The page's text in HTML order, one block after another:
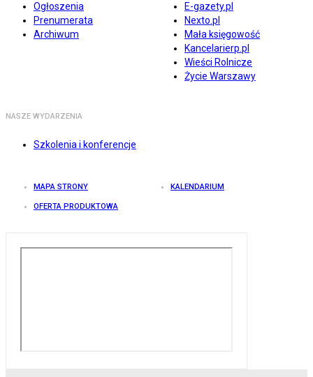
Ogłoszenia
Prenumerata
Archiwum
E-gazety.pl
Nexto.pl
Mała księgowość
Kancelarierp.pl
Wieści Rolnicze
Życie Warszawy
NASZE WYDARZENIA
Szkolenia i konferencje
MAPA STRONY KALENDARIUM
OFERTA PRODUKTOWA